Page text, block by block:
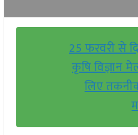
25 फरवरी से
कृषि विज्ञान
लिए